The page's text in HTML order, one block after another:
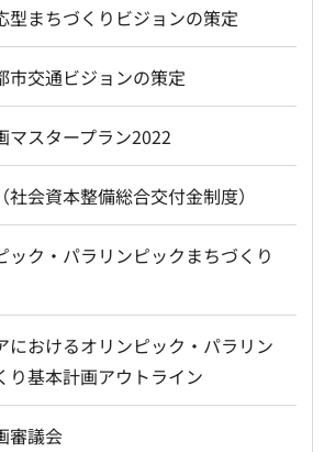
型まちづくりビジョンの策定
市交通ビジョンの策定
マスタープラン2022
会資本整備総合交付金制度）
ック・パラリンピックまちづくり
におけるオリンピック・パラリン
り基本計画アウトライン
審議会